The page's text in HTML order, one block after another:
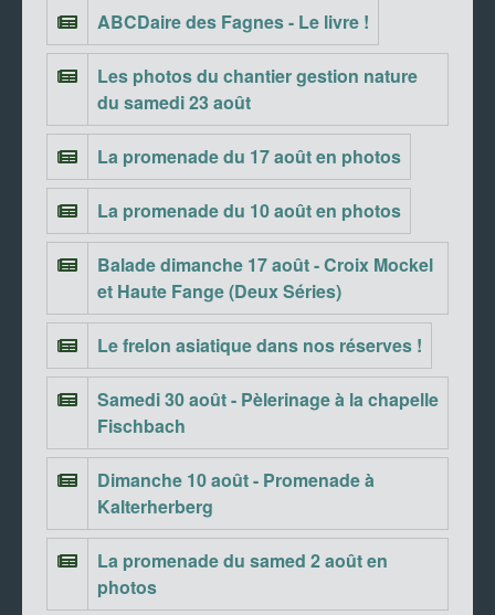
ABCDaire des Fagnes - Le livre !
Les photos du chantier gestion nature
du samedi 23 août
La promenade du 17 août en photos
La promenade du 10 août en photos
Balade dimanche 17 août - Croix Mockel
et Haute Fange (Deux Séries)
Le frelon asiatique dans nos réserves !
Samedi 30 août - Pèlerinage à la chapelle
Fischbach
Dimanche 10 août - Promenade à
Kalterherberg
La promenade du samed 2 août en
photos